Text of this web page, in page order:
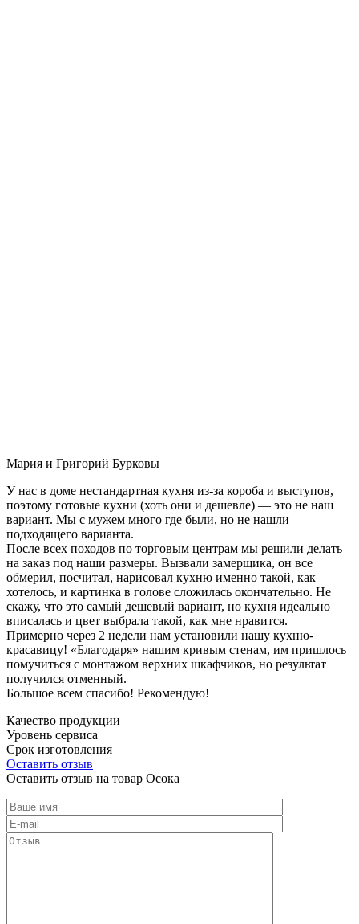
Мария и Григорий Бурковы
У нас в доме нестандартная кухня из-за короба и выступов,
поэтому готовые кухни (хоть они и дешевле) — это не наш
вариант. Мы с мужем много где были, но не нашли
подходящего варианта.
После всех походов по торговым центрам мы решили делать
на заказ под наши размеры. Вызвали замерщика, он все
обмерил, посчитал, нарисовал кухню именно такой, как
хотелось, и картинка в голове сложилась окончательно. Не
скажу, что это самый дешевый вариант, но кухня идеально
вписалась и цвет выбрала такой, как мне нравится.
Примерно через 2 недели нам установили нашу кухню-
красавицу! «Благодаря» нашим кривым стенам, им пришлось
помучиться с монтажом верхних шкафчиков, но результат
получился отменный.
Большое всем спасибо! Рекомендую!
Качество продукции
Уровень сервиса
Срок изготовления
Оставить отзыв
Оставить отзыв на товар Осока